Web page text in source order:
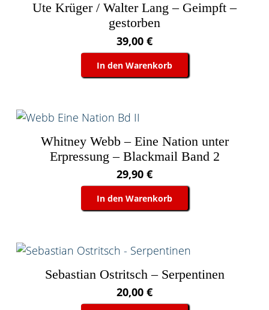
Ute Krüger / Walter Lang – Geimpft –
gestorben
39,00 €
In den Warenkorb
Whitney Webb – Eine Nation unter
Erpressung – Blackmail Band 2
29,90 €
In den Warenkorb
Sebastian Ostritsch – Serpentinen
20,00 €